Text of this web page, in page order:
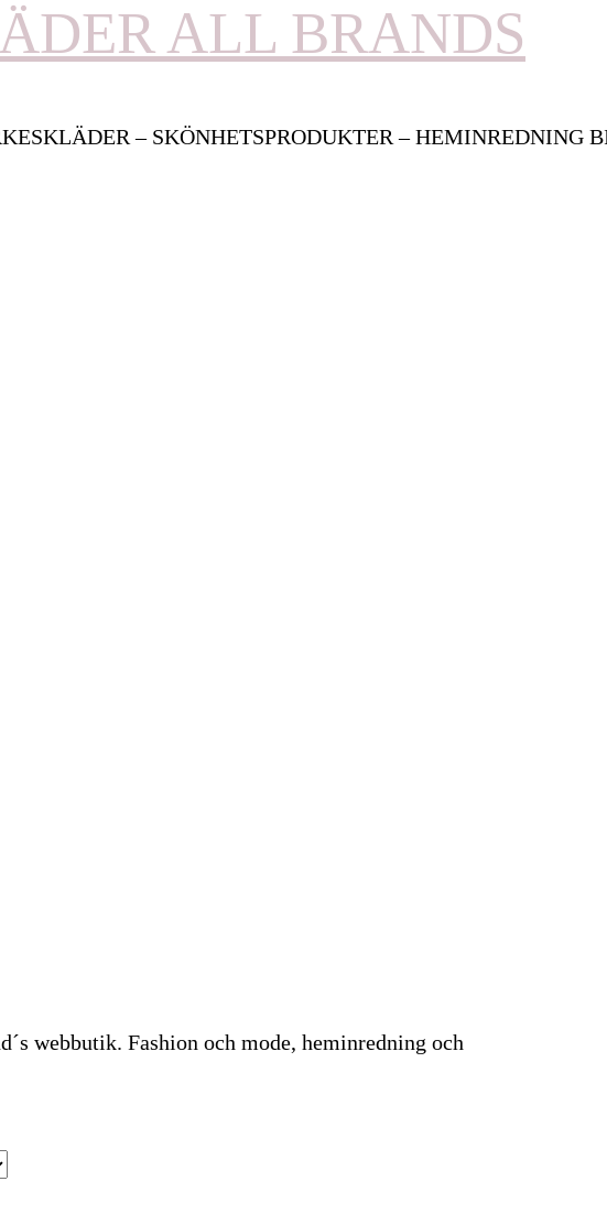
ALL BRANDS
– SKÖNHETSPRODUKTER – HEMINREDNING
webbutik. Fashion och mode, heminredning och